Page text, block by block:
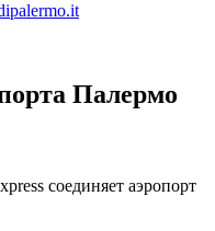
Палермо
соединяет аэропорт